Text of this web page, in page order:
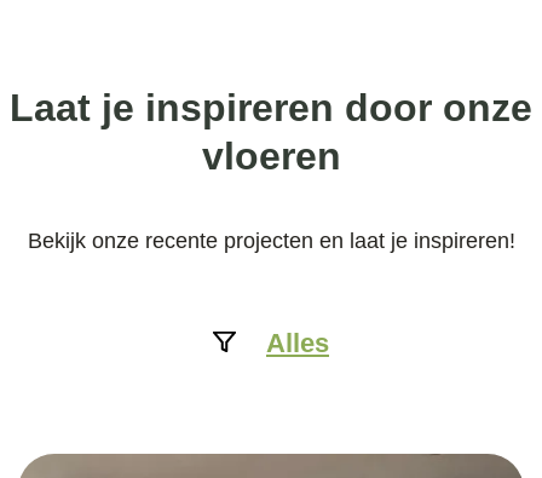
Laat je inspireren door onze
vloeren
Bekijk onze recente projecten en laat je inspireren!
Alles